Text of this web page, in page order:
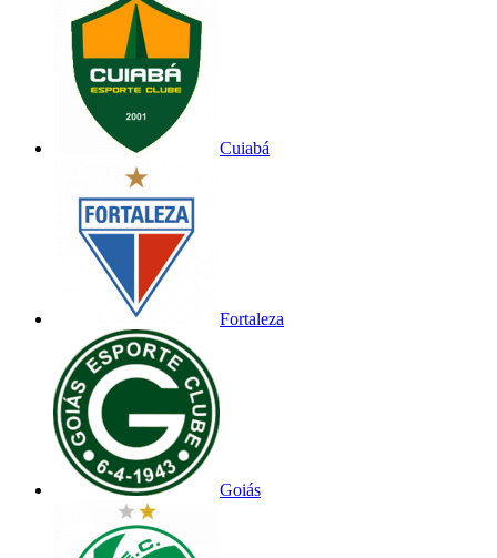
Cuiabá
Fortaleza
Goiás